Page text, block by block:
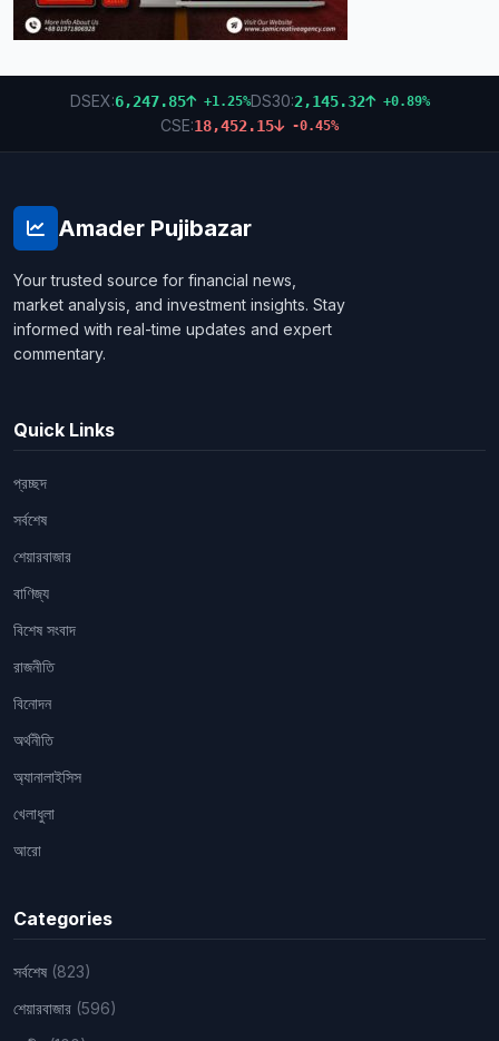
DSEX:6,247.85 +1.25%DS30:2,145.32 +0.89%
CSE:18,452.15 -0.45%
Amader Pujibazar
Your trusted source for financial news,
market analysis, and investment insights. Stay
informed with real-time updates and expert
commentary.
Quick Links
প্রচ্ছদ
সর্বশেষ
শেয়ারবাজার
বাণিজ্য
বিশেষ সংবাদ
রাজনীতি
বিনোদন
অর্থনীতি
অ্যানালাইসিস
খেলাধুলা
আরো
Categories
সর্বশেষ (823)
শেয়ারবাজার (596)